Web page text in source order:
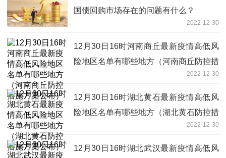
国债回购市场存在的问题有什么？
2022-12-30
12月30日16时河南商丘最新疫情高低风
险地区名单有哪些地方（河南商丘防控措
2022-12-30
12月30日16时湖北黄石最新疫情高低风
险地区名单有哪些地方（湖北黄石防控措
2022-12-30
12月30日16时湖北武汉最新疫情高低风